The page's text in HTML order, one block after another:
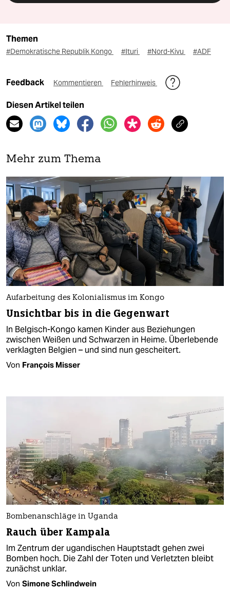
Themen
#Demokratische Republik Kongo #Ituri #Nord-Kivu #ADF
Feedback Kommentieren Fehlerhinweis
Diesen Artikel teilen
Mehr zum Thema
Aufarbeitung des Kolonialismus im Kongo
Unsichtbar bis in die Gegenwart
In Belgisch-Kongo kamen Kinder aus Beziehungen
zwischen Weißen und Schwarzen in Heime. Überlebende
verklagten Belgien – und sind nun gescheitert.
Von François Misser
Bombenanschläge in Uganda
Rauch über Kampala
Im Zentrum der ugandischen Hauptstadt gehen zwei
Bomben hoch. Die Zahl der Toten und Verletzten bleibt
zunächst unklar.
Von Simone Schlindwein